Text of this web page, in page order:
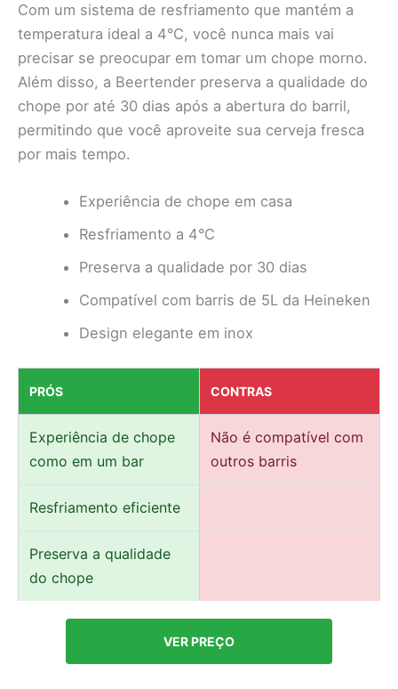
Com um sistema de resfriamento que mantém a
temperatura ideal a 4°C, você nunca mais vai
precisar se preocupar em tomar um chope morno.
Além disso, a Beertender preserva a qualidade do
chope por até 30 dias após a abertura do barril,
permitindo que você aproveite sua cerveja fresca
por mais tempo.
Experiência de chope em casa
Resfriamento a 4°C
Preserva a qualidade por 30 dias
Compatível com barris de 5L da Heineken
Design elegante em inox
PRÓS CONTRAS
Experiência de chope
como em um bar
Não é compatível com
outros barris
Resfriamento eficiente
Preserva a qualidade
do chope
VER PREÇO